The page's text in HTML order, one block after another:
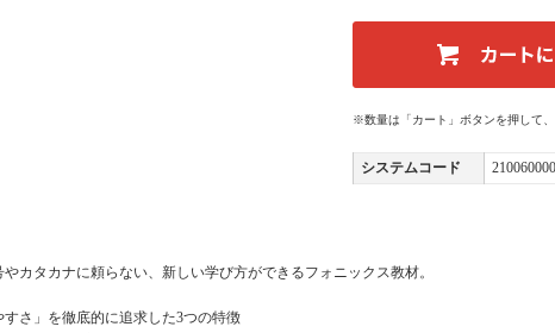
※数量は「カート」ボタンを押して
システムコード
やカタカナに頼らない、新しい学び方ができるフォニックス教材。
すさ」を徹底的に追求した3つの特徴